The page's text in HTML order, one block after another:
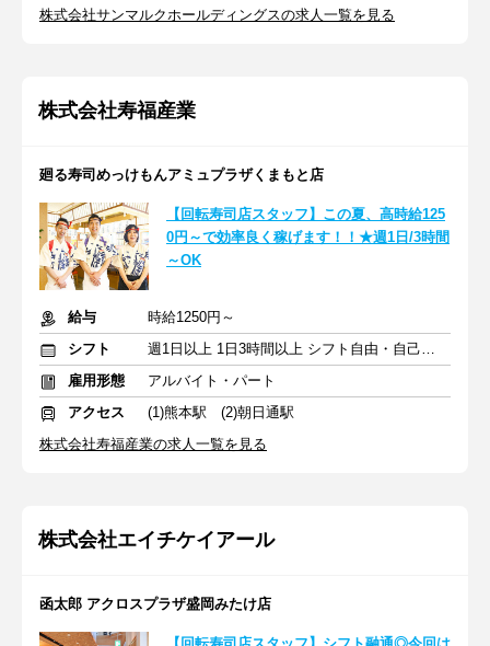
株式会社サンマルクホールディングスの求人一覧を見る
株式会社寿福産業
廻る寿司めっけもんアミュプラザくまもと店
【回転寿司店スタッフ】この夏、高時給125
0円～で効率良く稼げます！！★週1日/3時間
～OK
給与
時給1250円～
シフト
週1日以上 1日3時間以上 シフト自由・自己申告
雇用形態
アルバイト・パート
アクセス
(1)熊本駅 (2)朝日通駅
株式会社寿福産業の求人一覧を見る
株式会社エイチケイアール
函太郎 アクロスプラザ盛岡みたけ店